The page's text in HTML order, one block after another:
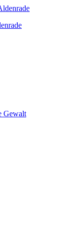
Gewalt